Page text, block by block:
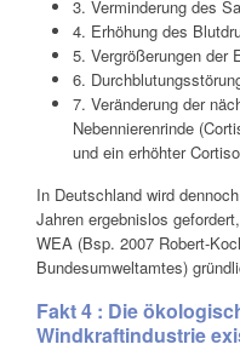
3. Verminderung des
4. Erhöhung des
5. Vergrößerungen der
6.
7. Veränderung der
Nebennierenrinde
und ein erhöhter
In Deutschland wird
Jahren ergebnislos
WEA (Bsp. 2007 Robert-
Bundesumweltamtes)
Fakt 4 : Die
Windkraftindustrie